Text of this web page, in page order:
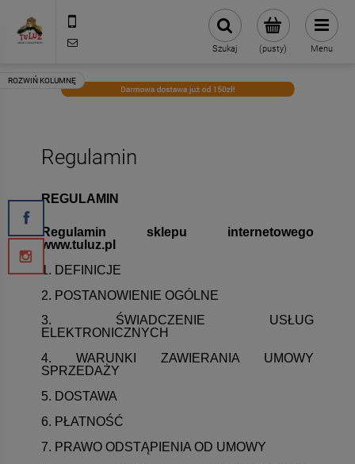
(pusty)
Szukaj Menu
Regulamin
REGULAMIN
Regulamin sklepu internetowego
www.tuluz.pl
1. DEFINICJE
2. POSTANOWIENIE OGÓLNE
3. ŚWIADCZENIE USŁUG
ELEKTRONICZNYCH
4. WARUNKI ZAWIERANIA UMOWY
SPRZEDAŻY
5. DOSTAWA
6. PŁATNOŚĆ
7. PRAWO ODSTĄPIENIA OD UMOWY